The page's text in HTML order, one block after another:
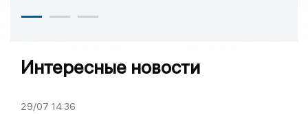
Интересные новости
29/07 14:36